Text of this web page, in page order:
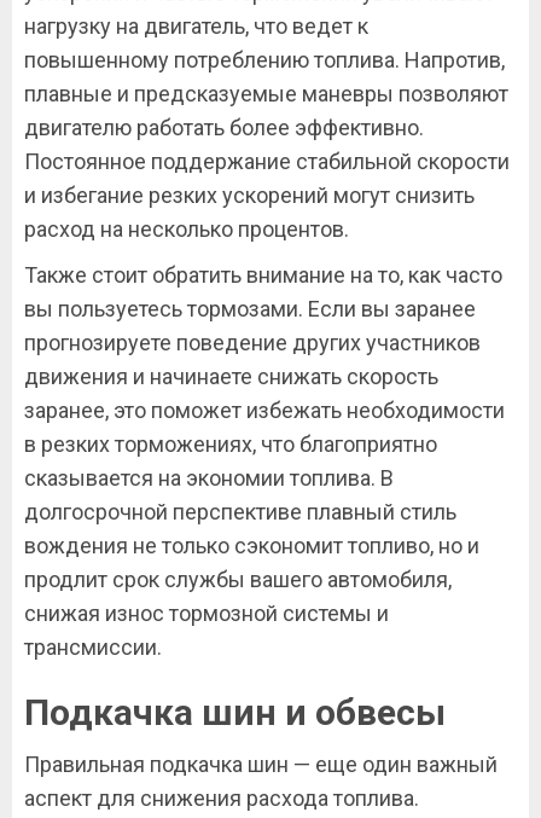
нагрузку на двигатель, что ведет к
повышенному потреблению топлива. Напротив,
плавные и предсказуемые маневры позволяют
двигателю работать более эффективно.
Постоянное поддержание стабильной скорости
и избегание резких ускорений могут снизить
расход на несколько процентов.
Также стоит обратить внимание на то, как часто
вы пользуетесь тормозами. Если вы заранее
прогнозируете поведение других участников
движения и начинаете снижать скорость
заранее, это поможет избежать необходимости
в резких торможениях, что благоприятно
сказывается на экономии топлива. В
долгосрочной перспективе плавный стиль
вождения не только сэкономит топливо, но и
продлит срок службы вашего автомобиля,
снижая износ тормозной системы и
трансмиссии.
Подкачка шин и обвесы
Правильная подкачка шин — еще один важный
аспект для снижения расхода топлива.